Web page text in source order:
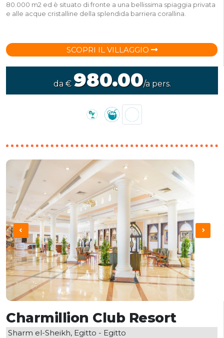
80.000 m2 ed è situato di fronte a una bellissima spiaggia privata
e alle acque cristalline della splendida barriera corallina.
SCOPRI IL VILLAGGIO
da € 980.00/a pers.
Charmillion Club Resort
Sharm el-Sheikh, Egitto - Egitto